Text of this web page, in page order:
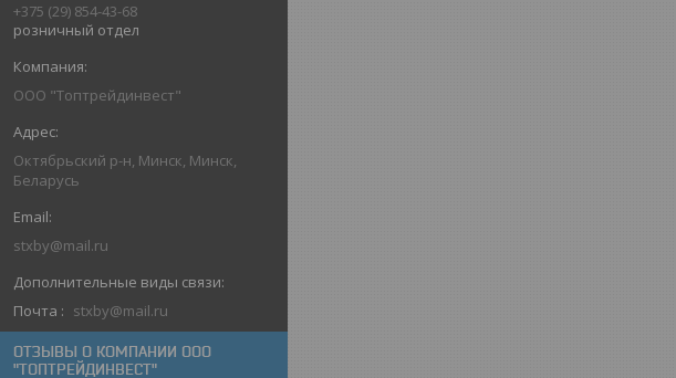
+375 (29) 854-43-68
розничный отдел
ООО "Топтрейдинвест"
Октябрьский р-н, Минск, Минск,
Беларусь
stxby@mail.ru
Почта stxby@mail.ru
ОТЗЫВЫ О КОМПАНИИ ООО
"ТОПТРЕЙДИНВЕСТ"